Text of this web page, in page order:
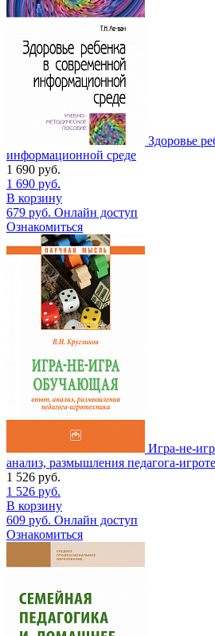
Здоровье
информационной среде
1 690 руб.
1 690 руб.
В корзину
679 руб. Онлайн доступ
Ознакомиться
Игра-не-
анализ, размышления педагога-
1 526 руб.
1 526 руб.
В корзину
609 руб. Онлайн доступ
Ознакомиться